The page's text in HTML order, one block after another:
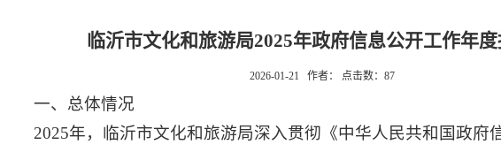
临沂市文化和旅游局2025年政府信息公开工作年
2026-01-21 作者： 点击数： 87
一、总体情况
2025年，临沂市文化和旅游局深入贯彻《中华人民共和国政府